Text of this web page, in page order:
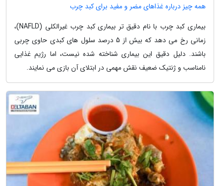
همه چیز درباره غذاهای مضر و مفید برای کبد چرب
بیماری کبد چرب با نام دقیق تر بیماری کبد چرب غیرالکلی (NAFLD)،
زمانی رخ می دهد که بیش از 5 درصد سلول های کبدی حاوی چربی
باشند. دلیل دقیق این بیماری شناخته شده نیست، اما رژیم غذایی
نامناسب و ژنتیک ضعیف نقش مهمی در ابتلای آن بازی می نمایند.